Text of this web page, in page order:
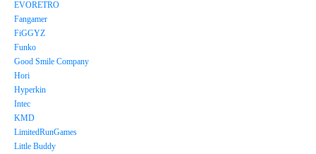
EVORETRO
Fangamer
FiGGYZ
Funko
Good Smile Company
Hori
Hyperkin
Intec
KMD
LimitedRunGames
Little Buddy